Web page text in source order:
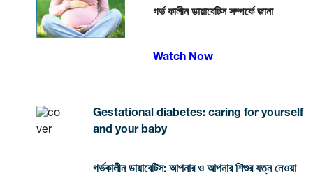
গর্ভ কালীন ডায়াবেটিস সম্পর্কে জানা
Watch Now
Gestational diabetes: caring for yourself
and your baby
গর্ভকালীন ডায়াবেটিস: আপনার ও আপনার শিশুর যত্ন নেওয়া